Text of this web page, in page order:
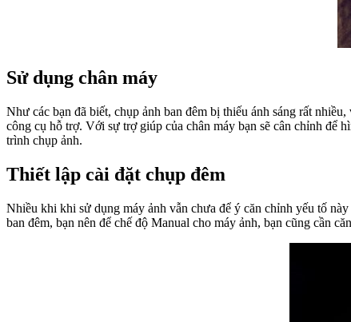
Sử dụng chân máy
Như các bạn đã biết, chụp ảnh ban đêm bị thiếu ánh sáng rất
công cụ hỗ trợ. Với sự trợ giúp của chân máy bạn sẽ cân chỉnh để
trình chụp ảnh.
Thiết lập cài đặt chụp đêm
Nhiều khi khi sử dụng máy ảnh vẫn chưa để ý căn chỉnh yếu tố
ban đêm, bạn nên để chế độ Manual cho máy ảnh, bạn cũng cần